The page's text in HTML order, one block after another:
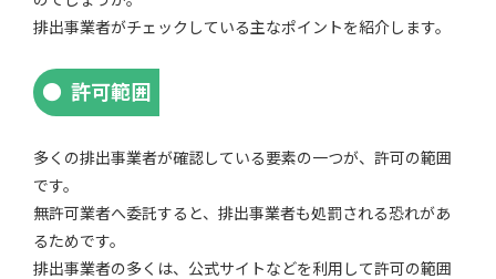
排出事業者がチェックしている主なポイントを紹介します。
許可範囲
多くの排出事業者が確認している要素の一つが、許可の範囲
です。
無許可業者へ委託すると、排出事業者も処罰される恐れがあ
るためです。
排出事業者の多くは、公式サイトなどを利用して許可の範囲